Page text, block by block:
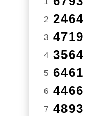
2 2464
3 4719
4 3564
5 6461
6 4466
7 4893